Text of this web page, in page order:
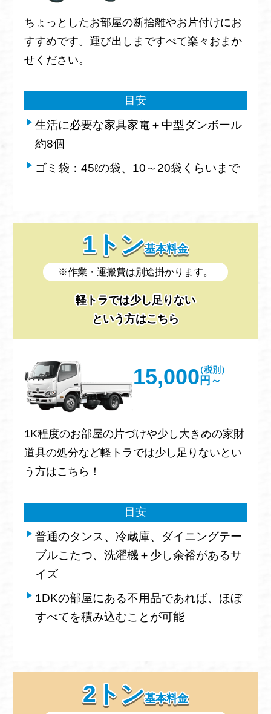
ちょっとしたお部屋の断捨離やお片付けにお
すすめです。運び出しまですべて楽々おまか
せください。
目安
生活に必要な家具家電＋中型ダンボール
約8個
ゴミ袋：45ℓの袋、10～20袋くらいまで
1トン基本料金
※作業・運搬費は別途掛かります。
軽トラでは少し足りない
という方はこちら
15,000 円～
（税別）
1K程度のお部屋の片づけや少し大きめの家財
道具の処分など軽トラでは少し足りないとい
う方はこちら！
目安
普通のタンス、冷蔵庫、ダイニングテー
ブルこたつ、洗濯機＋少し余裕があるサ
イズ
1DKの部屋にある不用品であれば、ほぼ
すべてを積み込むことが可能
2トン基本料金